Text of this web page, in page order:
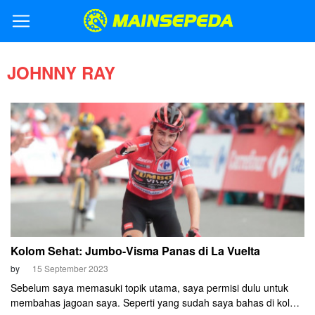
JOHNNY RAY
Kolom Sehat: Jumbo-Visma Panas di La Vuelta
by 15 September 2023
Sebelum saya memasuki topik utama, saya permisi dulu untuk
membahas jagoan saya. Seperti yang sudah saya bahas di kolom